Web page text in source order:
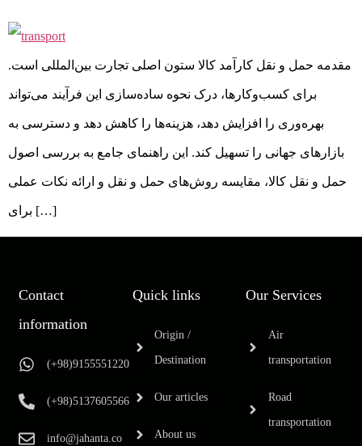
مقدمه حمل و نقل کارآمد کالا ستون اصلی تجارت بین‌المللی است.
برای کسب‌وکارها، درک نحوه ساده‌سازی این فرآیند می‌تواند
بهره‌وری را افزایش دهد، هزینه‌ها را کاهش دهد و دسترسی به
بازارهای جهانی را تسهیل کند. این راهنمای جامع به بررسی اصول
حمل و نقل کالا، مقایسه روش‌های حمل و نقل و ارائه نکات عملی
برای […]
Contact
information
(+98)9155551220
(+98)5137605566
info@jahanta.co
Quick links
Origin /
Destination
Our articles
About us
Our Services
Air
transportation
Road
transportation